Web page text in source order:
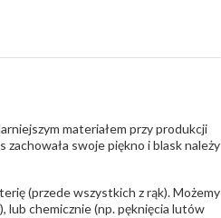
materiałem przy produkcji
zachowała swoje piękno i blask należy
(przede wszystkich z rąk). Możemy
lub chemicznie (np. pęknięcia lutów